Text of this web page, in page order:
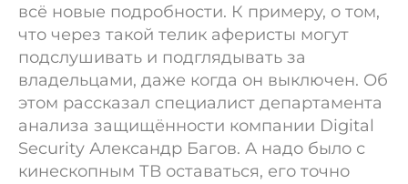
всё новые подробности. К примеру, о том,
что через такой телик аферисты могут
подслушивать и подглядывать за
владельцами, даже когда он выключен. Об
этом рассказал специалист департамента
анализа защищённости компании Digital
Security Александр Багов. А надо было с
кинескопным ТВ оставаться, его точно